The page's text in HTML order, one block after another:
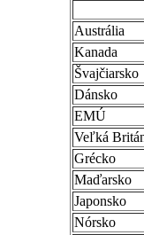
Austrália
Kanada
Švajčiarsko
Dánsko
EMÚ
Veľká
Grécko
Maďarsko
Japonsko
Nórsko